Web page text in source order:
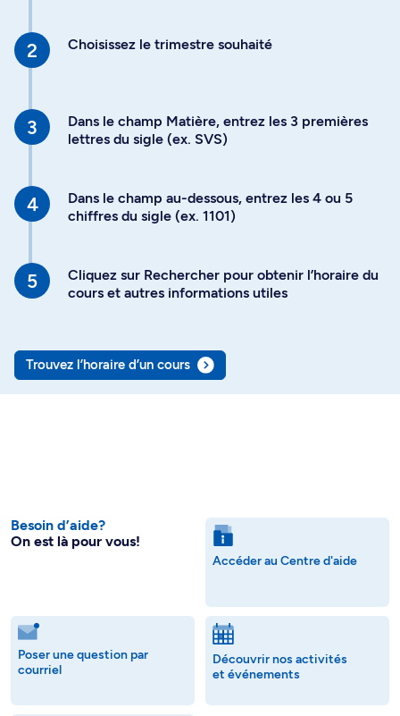
Choisissez le trimestre souhaité
Dans le champ Matière, entrez les 3 premières
lettres du sigle (ex. SVS)
Dans le champ au-dessous, entrez les 4 ou 5
chiffres du sigle (ex. 1101)
Cliquez sur Rechercher pour obtenir l’horaire du
cours et autres informations utiles
Trouvez l’horaire d’un cours
Besoin d’aide?
On est là pour vous!
Accéder au Centre d'aide
Poser une question par
courriel
Découvrir nos activités
et événements